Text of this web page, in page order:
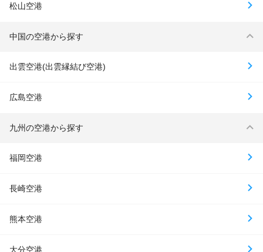
松山空港
中国の空港から探す
出雲空港(出雲縁結び空港)
広島空港
九州の空港から探す
福岡空港
長崎空港
熊本空港
大分空港